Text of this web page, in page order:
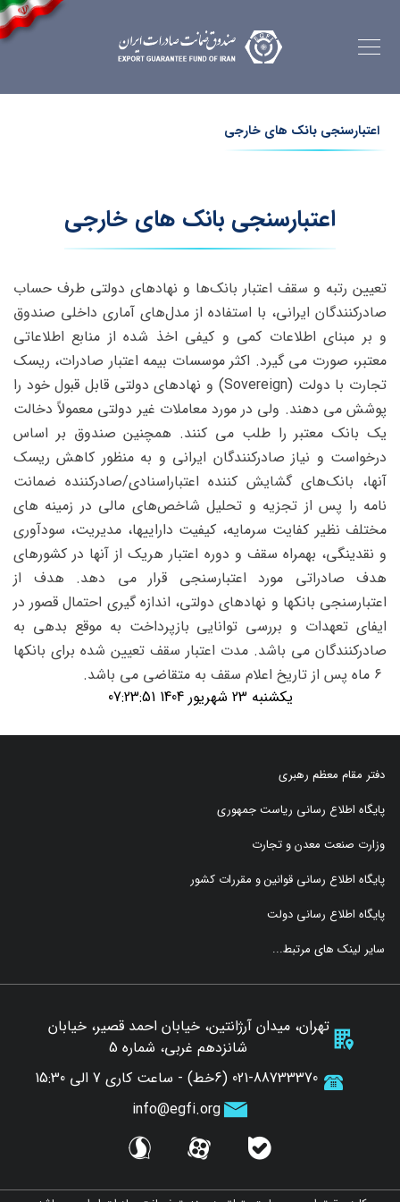
اعتبارسنجی بانک های خارجی
اعتبارسنجی بانک های خارجی
تعیین رتبه و سقف اعتبار بانک‌ها و نهادهای دولتی طرف حساب
صادرکنندگان ایرانی، با استفاده از مدل‌های آماری داخلی صندوق
و‌ بر مبنای اطلاعات کمی و کیفی اخذ شده از منابع اطلاعاتی
معتبر، صورت می گیرد. اکثر موسسات بیمه اعتبار صادرات، ریسک
تجارت با دولت (Sovereign) و نهادهای دولتی قابل قبول خود را
پوشش می دهند. ولی در مورد معاملات غیر دولتی معمولاً دخالت
یک بانک معتبر را طلب می کنند. همچنین صندوق بر اساس
درخواست و نیاز صادرکنندگان ایرانی و به منظور کاهش ریسک
آنها، بانک‌های گشایش کننده اعتباراسنادی/صادرکننده ضمانت
نامه را پس از تجزیه و تحلیل شاخص‌های مالی در زمینه‌ های
مختلف نظیر کفایت سرمایه، کیفیت داراییها، مدیریت، سودآوری
و نقدینگی، بهمراه سقف و دوره اعتبار هریک از آنها در کشورهای
هدف صادراتی مورد اعتبارسنجی قرار می دهد. هدف از
اعتبارسنجی بانکها و نهادهای دولتی، اندازه گیری احتمال قصور در
ایفای تعهدات و بررسی توانایی بازپرداخت به موقع بدهی به
صادرکنندگان می ‌باشد. مدت اعتبار سقف تعیین شده برای بانکها
یکشنبه 23 شهریور 1404 07:23:51
دفتر مقام معظم رهبری
پایگاه اطلاع رسانی ریاست جمهوری
وزارت صنعت معدن و تجارت
پایگاه اطلاع رسانی قوانین و مقررات کشور
پایگاه اطلاع رسانی دولت
سایر لینک های مرتبط...
تهران، میدان آرژانتین، خیابان احمد قصیر، خیابان
شانزدهم غربی، شماره 5
021-88733370 (6خط) - ساعت کاری 7 الی 15:30
info@egfi.org
bale
aparat
sorosh